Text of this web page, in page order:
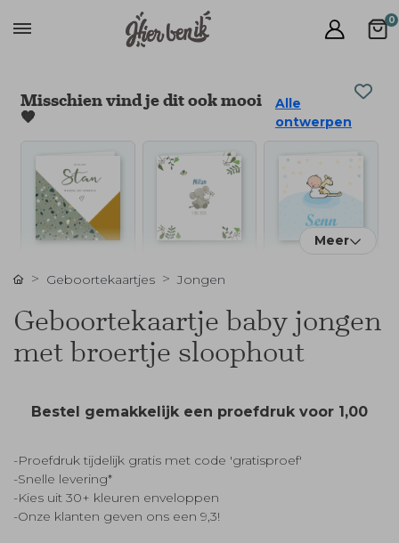
0
Misschien vind je dit ook mooi
🧡
Alle
ontwerpen
Meer
Geboortekaartjes Jongen
Geboortekaartje baby jongen
met broertje sloophout
Bestel gemakkelijk een proefdruk voor 1,00
-Proefdruk tijdelijk gratis met code 'gratisproef'
-Snelle levering*
-Kies uit 30+ kleuren enveloppen
-Onze klanten geven ons een 9,3!